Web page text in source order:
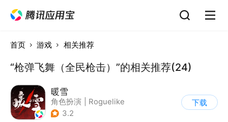
首页 游戏 相关推荐
“枪弹飞舞（全民枪击）”的相关推荐(24)
暖雪
角色扮演
Roguelike
| 奇幻
3.2
下载